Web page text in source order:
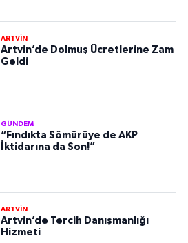
ARTVİN
Artvin’de Dolmuş Ücretlerine Zam
Geldi
GÜNDEM
“Fındıkta Sömürüye de AKP
İktidarına da Son!”
ARTVİN
Artvin’de Tercih Danışmanlığı
Hizmeti